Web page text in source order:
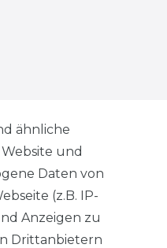
ähnliche
und
Daten von
(z.B. IP-
Anzeigen zu
Drittanbietern